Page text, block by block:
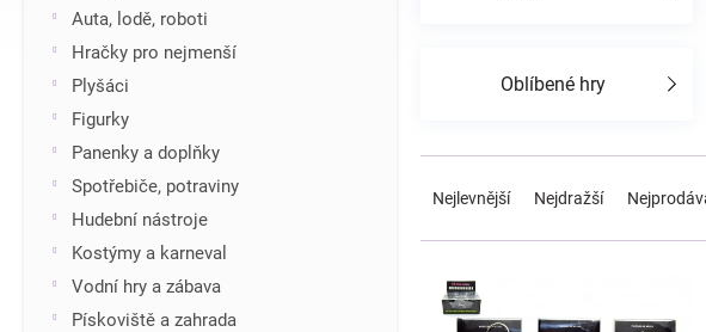
Auta, lodě, roboti
Hračky pro nejmenší
Plyšáci
Figurky
Panenky a doplňky
Spotřebiče, potraviny
Hudební nástroje
Kostýmy a karneval
Vodní hry a zábava
Pískoviště a zahrada
Oblíbené hry
e
Nejlevnější Nejdražší